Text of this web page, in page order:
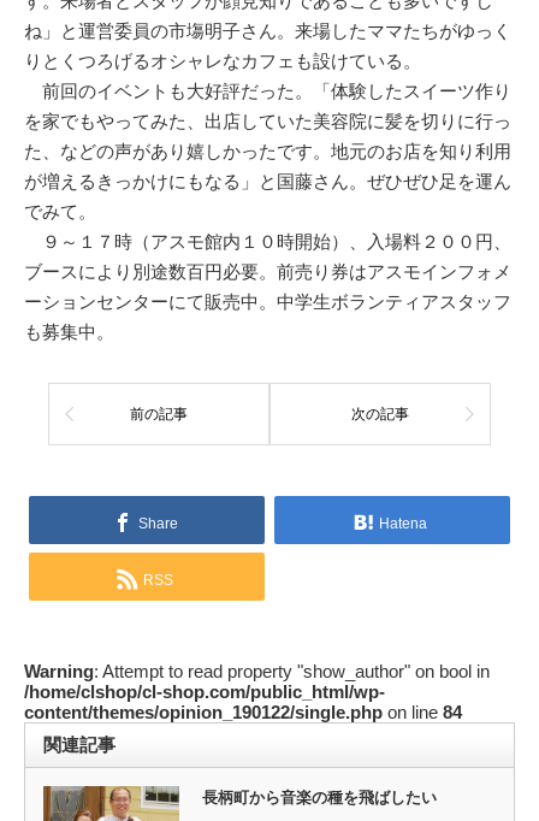
ね」と運営委員の市塲明子さん。来場したママたちがゆっく
りとくつろげるオシャレなカフェも設けている。
前回のイベントも大好評だった。「体験したスイーツ作り
を家でもやってみた、出店していた美容院に髪を切りに行っ
た、などの声があり嬉しかったです。地元のお店を知り利用
が増えるきっかけにもなる」と国藤さん。ぜひぜひ足を運ん
でみて。
９～１７時（アスモ館内１０時開始）、入場料２００円、
ブースにより別途数百円必要。前売り券はアスモインフォメ
ーションセンターにて販売中。中学生ボランティアスタッフ
も募集中。
前の記事 次の記事
Share Hatena
RSS
Warning: Attempt to read property "show_author" on bool in
/home/clshop/cl-shop.com/public_html/wp-
content/themes/opinion_190122/single.php on line 84
関連記事
長柄町から音楽の種を飛ばしたい